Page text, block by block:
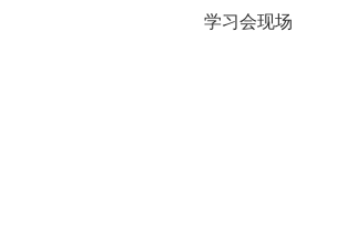
学习会现场